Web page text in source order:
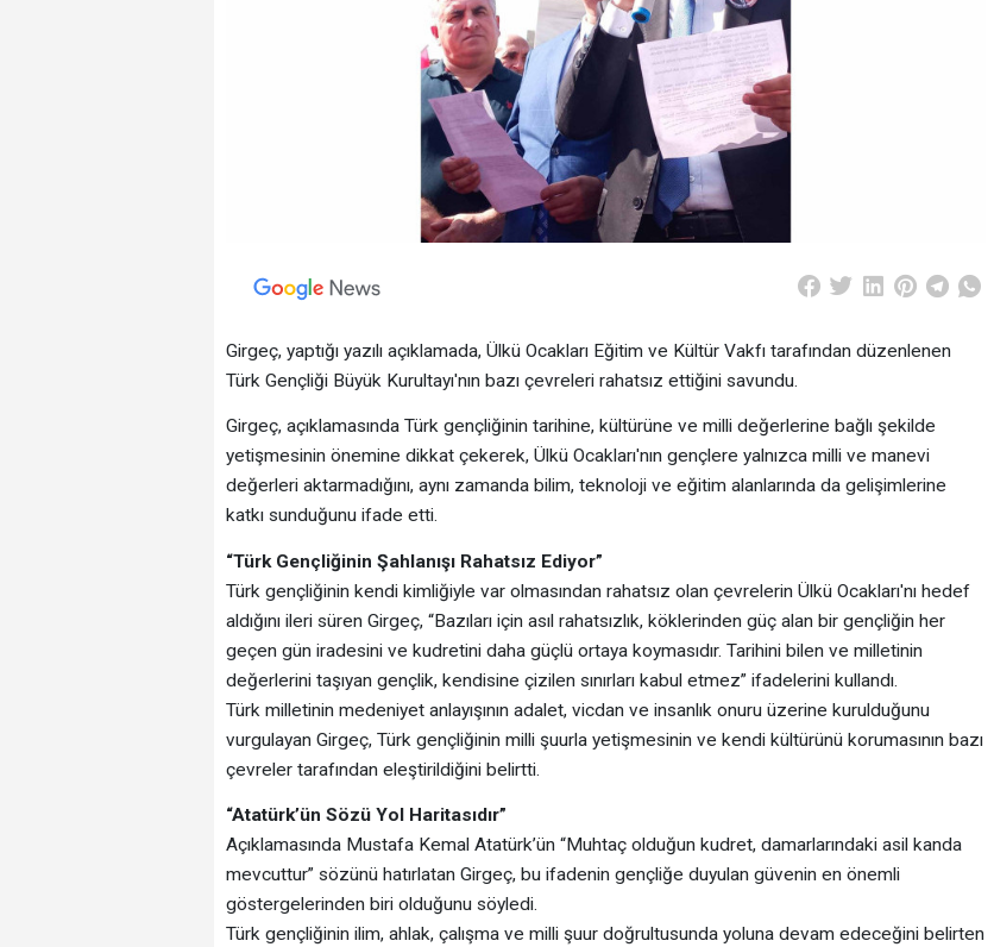
Girgeç, yaptığı yazılı açıklamada, Ülkü Ocakları Eğitim ve Kültür Vakfı tarafından düzenlenen
Türk Gençliği Büyük Kurultayı'nın bazı çevreleri rahatsız ettiğini savundu.
Girgeç, açıklamasında Türk gençliğinin tarihine, kültürüne ve milli değerlerine bağlı şekilde
yetişmesinin önemine dikkat çekerek, Ülkü Ocakları'nın gençlere yalnızca milli ve manevi
değerleri aktarmadığını, aynı zamanda bilim, teknoloji ve eğitim alanlarında da gelişimlerine
katkı sunduğunu ifade etti.
“Türk Gençliğinin Şahlanışı Rahatsız Ediyor”
Türk gençliğinin kendi kimliğiyle var olmasından rahatsız olan çevrelerin Ülkü Ocakları'nı hedef
aldığını ileri süren Girgeç, “Bazıları için asıl rahatsızlık, köklerinden güç alan bir gençliğin her
geçen gün iradesini ve kudretini daha güçlü ortaya koymasıdır. Tarihini bilen ve milletinin
değerlerini taşıyan gençlik, kendisine çizilen sınırları kabul etmez” ifadelerini kullandı.
Türk milletinin medeniyet anlayışının adalet, vicdan ve insanlık onuru üzerine kurulduğunu
vurgulayan Girgeç, Türk gençliğinin milli şuurla yetişmesinin ve kendi kültürünü korumasının bazı
çevreler tarafından eleştirildiğini belirtti.
“Atatürk’ün Sözü Yol Haritasıdır”
Açıklamasında Mustafa Kemal Atatürk’ün “Muhtaç olduğun kudret, damarlarındaki asil kanda
mevcuttur” sözünü hatırlatan Girgeç, bu ifadenin gençliğe duyulan güvenin en önemli
göstergelerinden biri olduğunu söyledi.
Türk gençliğinin ilim, ahlak, çalışma ve milli şuur doğrultusunda yoluna devam edeceğini belirten